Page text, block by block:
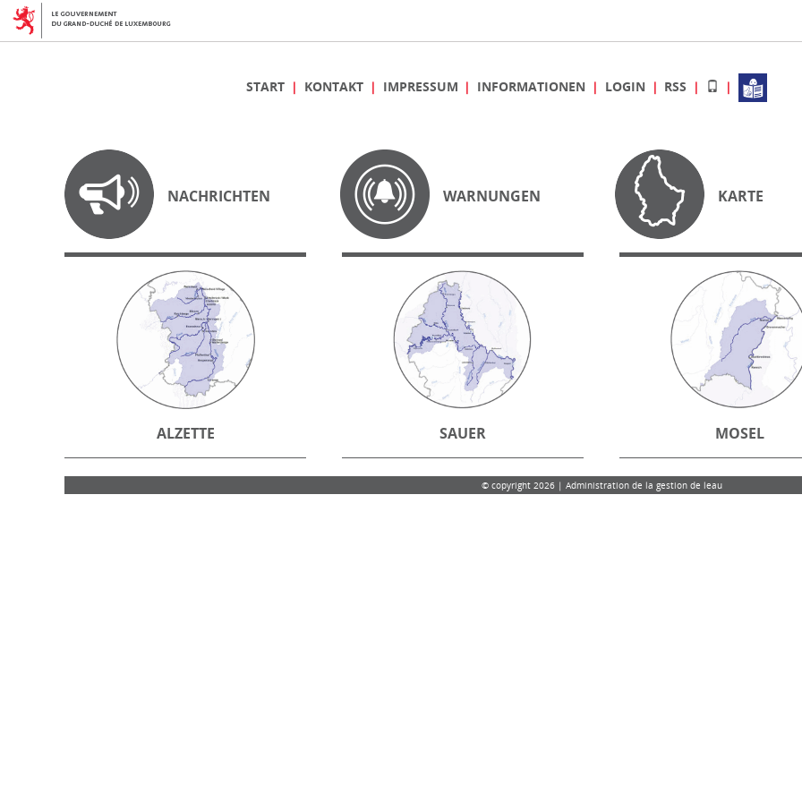
START KONTAKT IMPRESSUM INFORMATIONEN LOGIN RSS
NACHRICHTEN WARNUNGEN KARTE
ALZETTE SAUER MOSEL
© copyright 2026 | Administration de la gestion de leau